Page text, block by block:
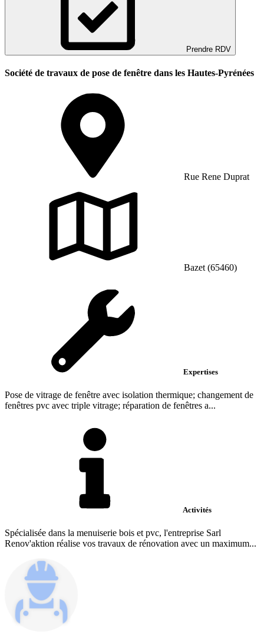
Prendre RDV
Société de travaux de pose de fenêtre dans les Hautes-Pyrénées
Rue Rene Duprat
Bazet (65460)
Expertises
Pose de vitrage de fenêtre avec isolation thermique; changement de
fenêtres pvc avec triple vitrage; réparation de fenêtres a...
Activités
Spécialisée dans la menuiserie bois et pvc, l'entreprise Sarl
Renov'aktion réalise vos travaux de rénovation avec un maximum...